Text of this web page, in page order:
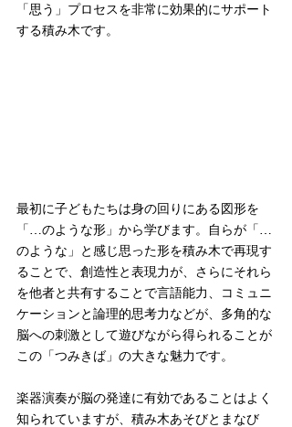
「思う」プロセスを非常に効果的にサポート
する積み木です。
最初に子どもたちは身の回りにある図形を
「…のような形」から学びます。自らが「…
のような」と感じ思った形を積み木で再現す
ることで、創造性と表現力が、さらにそれら
を他者と共有することで言語能力、コミュニ
ケーションと論理的思考力などが、多角的な
脳への刺激として遊びながら得られることが
この「つみきば」の大きな魅力です。
楽器演奏が脳の発達に有効であることはよく
知られていますが、積み木あそびとまなび